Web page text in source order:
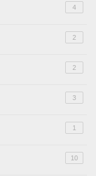
4
2
2
3
1
10